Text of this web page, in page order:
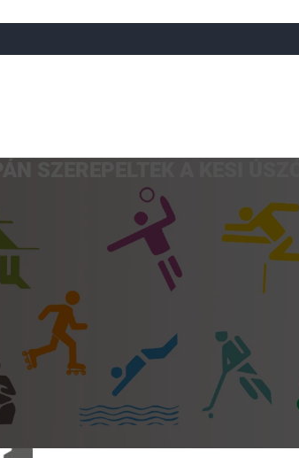
SZEREPELTEK A KESI ÚSZÓI